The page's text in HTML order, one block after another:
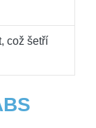
což šetří